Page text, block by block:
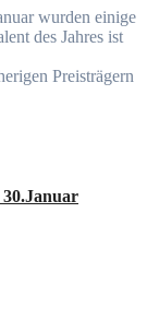
wurden einige
des Jahres ist
Preisträgern